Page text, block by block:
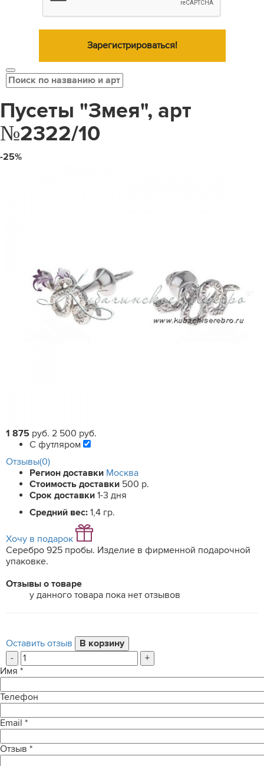
Зарегистрироваться!
Пусеты "Змея", арт
№2322/10
-25%
1 875 руб. 2 500 руб.
С футляром
Отзывы(0)
Регион доставки Москва
Стоимость доставки 500 р.
Срок доставки 1-3 дня
Средний вес: 1,4 гр.
Хочу в подарок
Серебро 925 пробы. Изделие в фирменной подарочной
упаковке.
Отзывы о товаре
у данного товара пока нет отзывов
Оставить отзыв
-
+
Имя *
Телефон
Email *
Отзыв *